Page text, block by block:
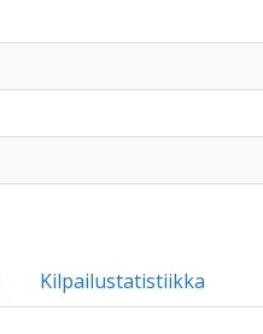
Kilpailustatistiikka